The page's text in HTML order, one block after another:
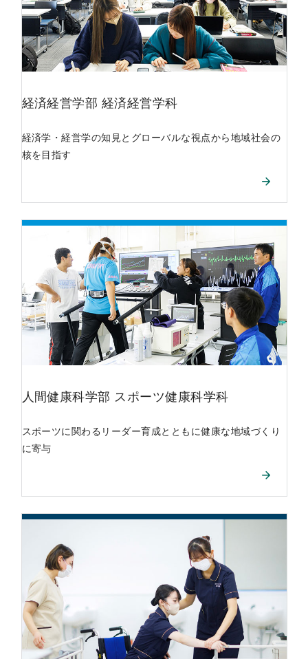
経済経営学部 経済経営学科
経済学・経営学の知見とグローバルな視点から地域社会の
核を目指す
人間健康科学部 スポーツ健康科学科
スポーツに関わるリーダー育成とともに健康な地域づくり
に寄与